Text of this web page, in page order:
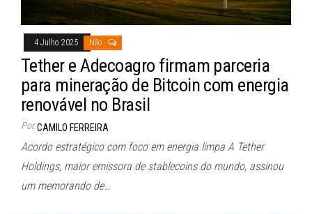
4 Julho 2025 Não
Tether e Adecoagro firmam parceria
para mineração de Bitcoin com energia
renovável no Brasil
Por CAMILO FERREIRA
Acordo estratégico com foco em energia limpa A Tether
Holdings, maior emissora de stablecoins do mundo, assinou
um memorando de…